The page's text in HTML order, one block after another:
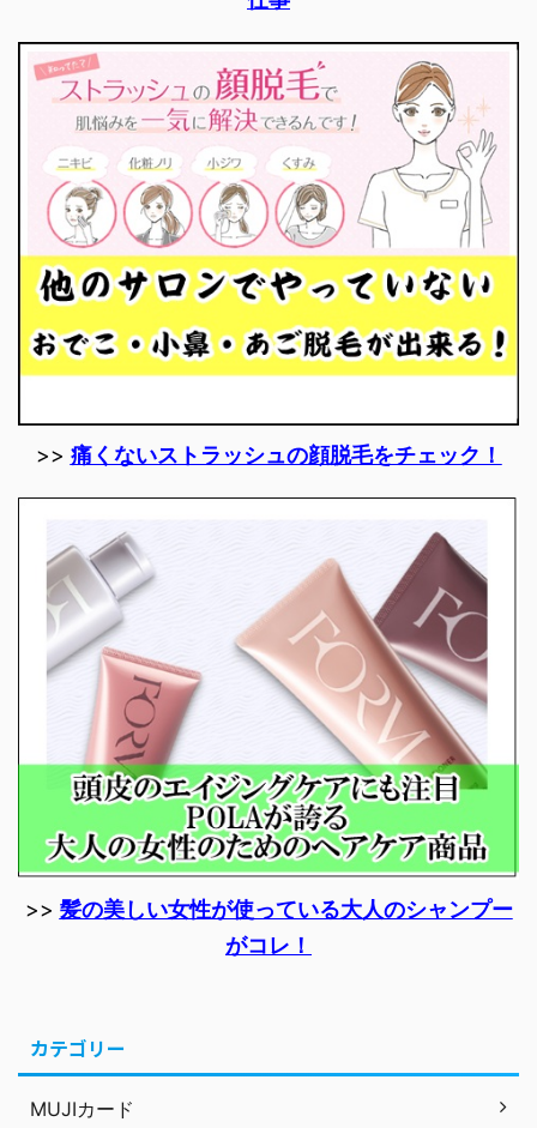
>> 痛くないストラッシュの顔脱毛をチェック！
>> 髪の美しい女性が使っている大人のシャンプー
がコレ！
カテゴリー
MUJIカード